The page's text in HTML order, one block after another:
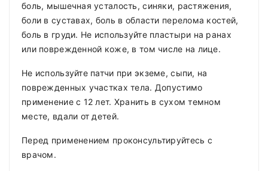
боль, мышечная усталость, синяки, растяжения,
боли в суставах, боль в области перелома костей,
боль в груди. Не используйте пластыри на ранах
или поврежденной коже, в том числе на лице.
Не используйте патчи при экземе, сыпи, на
поврежденных участках тела. Допустимо
применение с 12 лет. Хранить в сухом темном
месте, вдали от детей.
Перед применением проконсультируйтесь с
врачом.